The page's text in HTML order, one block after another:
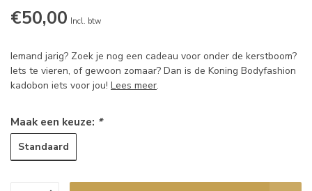
€50,00 Incl. btw
Iemand jarig? Zoek je nog een cadeau voor onder de kerstboom?
Iets te vieren, of gewoon zomaar? Dan is de Koning Bodyfashion
kadobon iets voor jou! Lees meer.
Maak een keuze: *
Standaard